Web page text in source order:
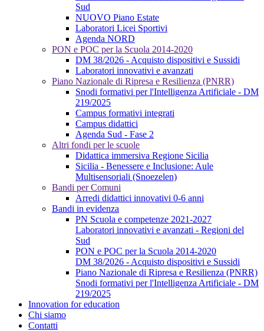
Sud
NUOVO Piano Estate
Laboratori Licei Sportivi
Agenda NORD
PON e POC per la Scuola 2014-2020
DM 38/2026 - Acquisto dispositivi e Sussidi
Laboratori innovativi e avanzati
Piano Nazionale di Ripresa e Resilienza (PNRR)
Snodi formativi per l'Intelligenza Artificiale - DM
219/2025
Campus formativi integrati
Campus didattici
Agenda Sud - Fase 2
Altri fondi per le scuole
Didattica immersiva Regione Sicilia
Sicilia - Benessere e Inclusione: Aule
Multisensoriali (Snoezelen)
Bandi per Comuni
Arredi didattici innovativi 0-6 anni
Bandi in evidenza
PN Scuola e competenze 2021-2027
Laboratori innovativi e avanzati - Regioni del
Sud
PON e POC per la Scuola 2014-2020
DM 38/2026 - Acquisto dispositivi e Sussidi
Piano Nazionale di Ripresa e Resilienza (PNRR)
Snodi formativi per l'Intelligenza Artificiale - DM
219/2025
Innovation for education
Chi siamo
Contatti